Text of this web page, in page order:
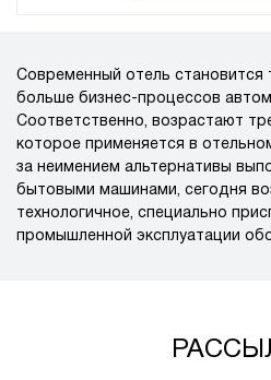
Современный отель становится
больше бизнес-процессов
Соответственно, возрастают
которое применяется в
за неимением альтернативы
бытовыми машинами, сегодня
технологичное, специально
промышленной эксплуатации